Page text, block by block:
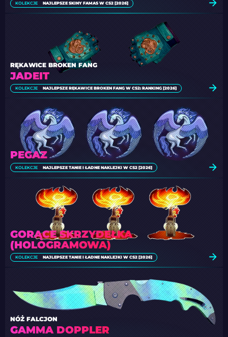
KOLEKCJE NAJLEPSZE SKINY FAMAS W CS2 [2026]
JADEIT
RĘKAWICE BROKEN FANG
KOLEKCJE NAJLEPSZE RĘKAWICE BROKEN FANG W CS2: RANKING [2026]
PEGAZ
KOLEKCJE NAJLEPSZE TANIE I ŁADNE NAKLEJKI W CS2 [2026]
GORĄCE SKRZYDEŁKA
(HOLOGRAMOWA)
KOLEKCJE NAJLEPSZE TANIE I ŁADNE NAKLEJKI W CS2 [2026]
GAMMA DOPPLER
NÓŻ FALCJON